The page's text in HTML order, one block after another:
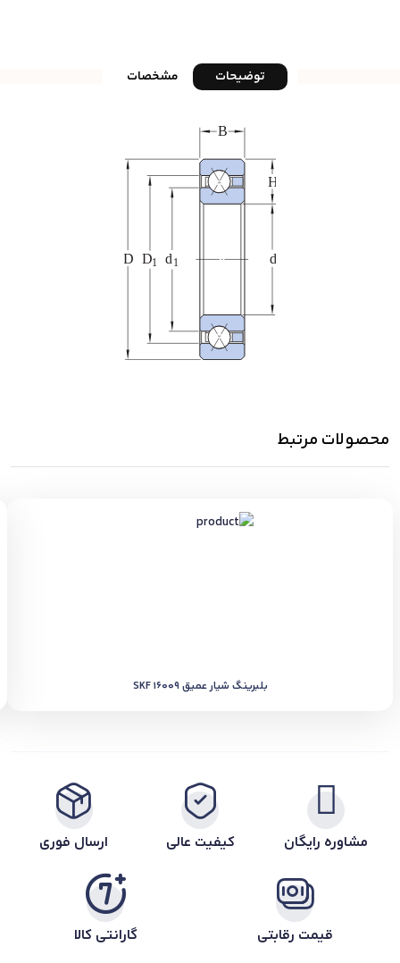
توضیحات مشخصات
محصولات مرتبط
بلبرینگ شیار عمیق SKF 16009
مشاوره رایگان کیفیت عالی ارسال فوری
قیمت رقابتی گارانتی کالا